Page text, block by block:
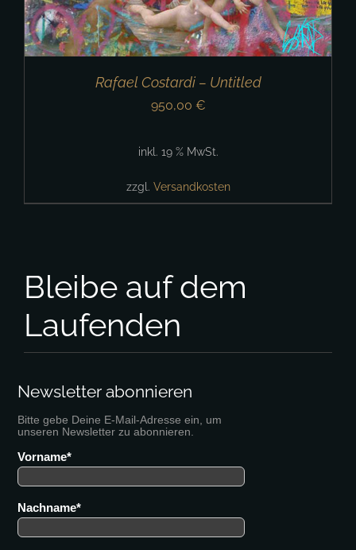
Rafael Costardi – Untitled
950,00 €
inkl. 19 % MwSt.
zzgl. Versandkosten
Bleibe auf dem
Laufenden
Newsletter abonnieren
Bitte gebe Deine E-Mail-Adresse ein, um
unseren Newsletter zu abonnieren.
Vorname
Nachname